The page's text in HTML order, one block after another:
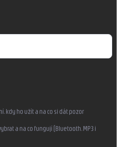
kdy ho užít a na co si dát pozor
a na co fungují (Bluetooth, MP3 i